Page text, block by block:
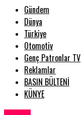
Gündem
Dünya
Türkiye
Otomotiv
Genç Patronlar TV
Reklamlar
BASIN BÜLTENİ
KÜNYE